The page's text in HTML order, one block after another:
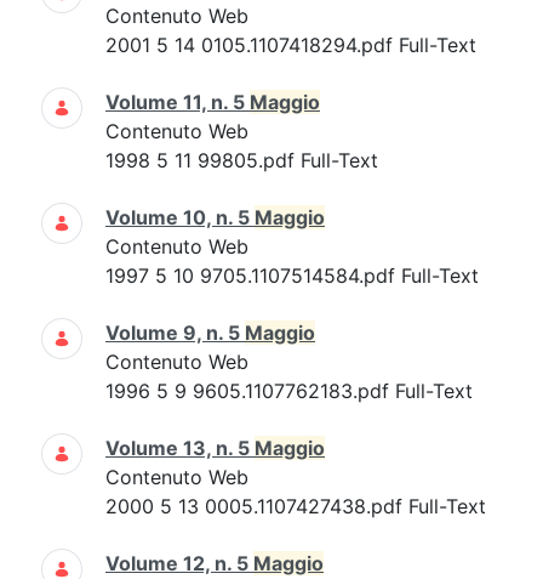
Contenuto Web
2001 5 14 0105.1107418294.pdf Full-Text
Volume 11, n. 5 Maggio
Contenuto Web
1998 5 11 99805.pdf Full-Text
Volume 10, n. 5 Maggio
Contenuto Web
1997 5 10 9705.1107514584.pdf Full-Text
Volume 9, n. 5 Maggio
Contenuto Web
1996 5 9 9605.1107762183.pdf Full-Text
Volume 13, n. 5 Maggio
Contenuto Web
2000 5 13 0005.1107427438.pdf Full-Text
Volume 12, n. 5 Maggio